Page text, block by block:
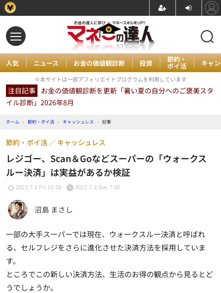
人気 ニュース お金の価値観診断 投資 節約・
ポイ活 キャ
※本サイトは一部アフィリエイトプログラムを利用しています
注目記事 お金の価値観診断を更新「暑い夏の自分へのご褒美スタ
イル診断」2026年8月
ホーム › 節約・ポイ活 › キャッシュレス › 記事
レジゴー、Scan＆Goなどスーパーの「ウォークス
ルー決済」は実益があるか検証
節約・ポイ活 キャッシュレス
2022.7.1 Fri 10:33 2022.7.3 Sun 7:00
沼島 まさし
一部の大手スーパーでは現在、ウォークスルー決済と呼ばれ
る、セルフレジをさらに進化させた決済方法を採用していま
す。
ところでこの新しい決済方法、生活のお得の観点から見るとど
うでしょうか。